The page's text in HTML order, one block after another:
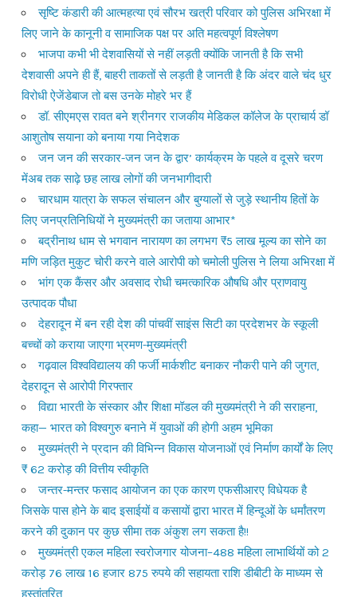
सृष्टि कंडारी की आत्महत्या एवं सौरभ खत्री परिवार को पुलिस अभिरक्षा में
लिए जाने के कानूनी व सामाजिक पक्ष पर अति महत्वपूर्ण विश्लेषण
भाजपा कभी भी देशवासियों से नहीं लड़ती क्योंकि जानती है कि सभी
देशवासी अपने ही हैं, बाहरी ताकतों से लड़ती है जानती है कि अंदर वाले चंद धुर
विरोधी ऐजेंडेबाज तो बस उनके मोहरे भर हैं
डॉ. सीएमएस रावत बने श्रीनगर राजकीय मेडिकल कॉलेज के प्राचार्य डॉ
आशुतोष सयाना को बनाया गया निदेशक
जन जन की सरकार-जन जन के द्वार’ कार्यक्रम के पहले व दूसरे चरण
मेंअब तक साढ़े छह लाख लोगों की जनभागीदारी
चारधाम यात्रा के सफल संचालन और बुग्यालों से जुड़े स्थानीय हितों के
लिए जनप्रतिनिधियों ने मुख्यमंत्री का जताया आभार*
बद्रीनाथ धाम से भगवान नारायण का लगभग ₹5 लाख मूल्य का सोने का
मणि जड़ित मुकुट चोरी करने वाले आरोपी को चमोली पुलिस ने लिया अभिरक्षा में
भांग एक कैंसर और अवसाद रोधी चमत्कारिक औषधि और प्राणवायु
उत्पादक पौधा
देहरादून में बन रही देश की पांचवीं साइंस सिटी का प्रदेशभर के स्कूली
बच्चों को कराया जाएगा भ्रमण-मुख्यमंत्री
गढ़वाल विश्वविद्यालय की फर्जी मार्कशीट बनाकर नौकरी पाने की जुगत,
देहरादून से आरोपी गिरफ्तार
विद्या भारती के संस्कार और शिक्षा मॉडल की मुख्यमंत्री ने की सराहना,
कहा— भारत को विश्वगुरु बनाने में युवाओं की होगी अहम भूमिका
मुख्यमंत्री ने प्रदान की विभिन्न विकास योजनाओं एवं निर्माण कार्यों के लिए
₹ 62 करोड़ की वित्तीय स्वीकृति
जन्तर-मन्तर फसाद आयोजन का एक कारण एफसीआरए विधेयक है
जिसके पास होने के बाद इसाईयों व कसायों द्वारा भारत में हिन्दूओं के धर्मांतरण
करने की दुकान पर कुछ सीमा तक अंकुश लग सकता है!!
मुख्यमंत्री एकल महिला स्वरोजगार योजना–488 महिला लाभार्थियों को 2
करोड़ 76 लाख 16 हजार 875 रुपये की सहायता राशि डीबीटी के माध्यम से
हस्तांतरित